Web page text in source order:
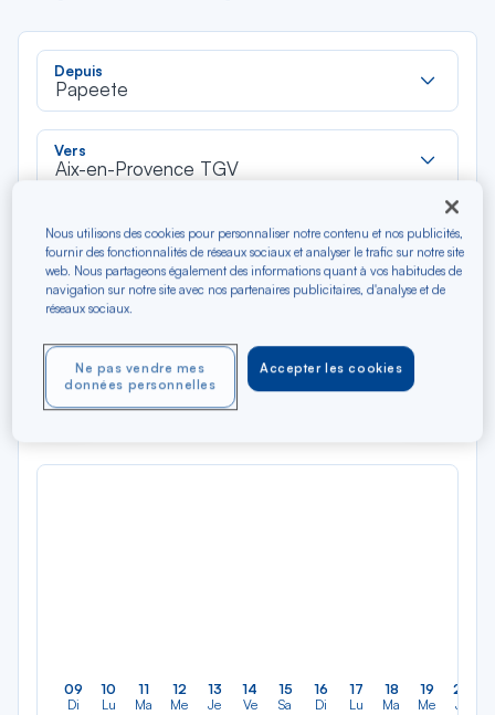
Depuis
Papeete
Vers
Aix-en-Provence TGV
Aller-Retour Aller simple
Précédent
AOÛ 2026
N/A*
Aller / Retour — Économique
09
Di
10
Lu
11
Ma
12
Me
13
Je
14
Ve
15
Sa
16
Di
17
Lu
18
Ma
19
Me
20
Je
Nous utilisons des cookies pour personnaliser notre contenu et nos publicités,
fournir des fonctionnalités de réseaux sociaux et analyser le trafic sur notre site
web. Nous partageons également des informations quant à vos habitudes de
navigation sur notre site avec nos partenaires publicitaires, d'analyse et de
réseaux sociaux.
Accepter les cookies
Ne pas vendre mes
données personnelles